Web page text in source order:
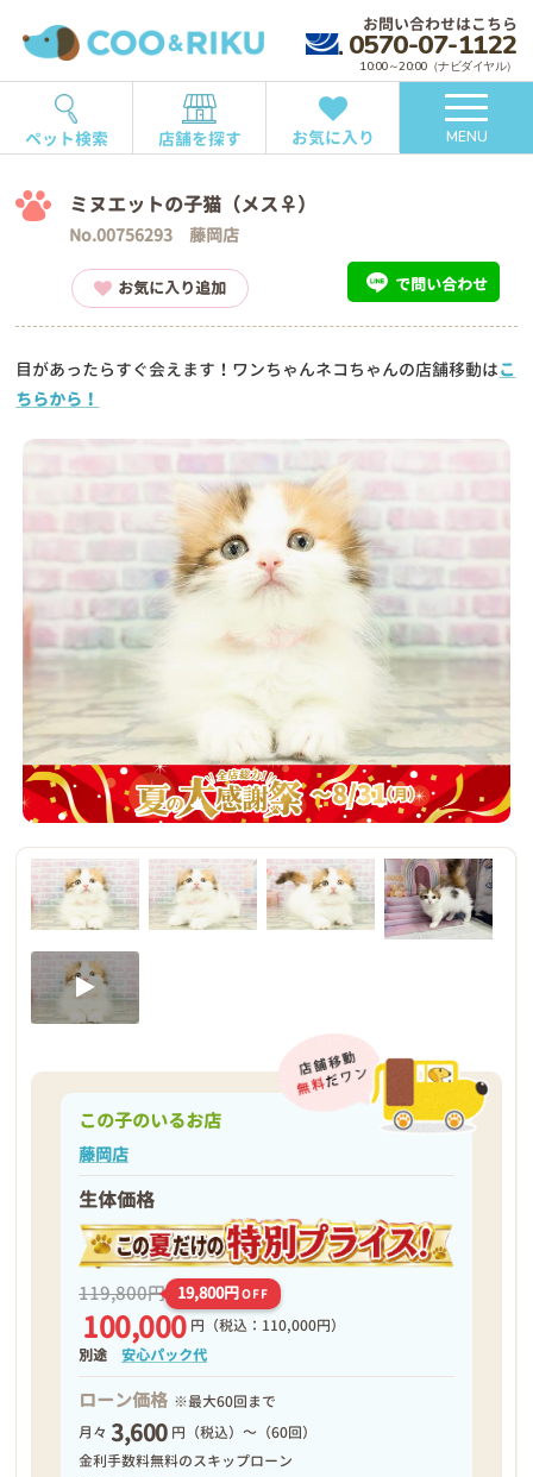
お問い合わせはこちら
0570-07-1122
10:00～20:00（ナビダイヤル）
ペット検索 店舗を探す お気に入り MENU
ミヌエットの子猫（メス♀）
No.00756293 藤岡店
お気に入り追加 で問い合わせ
目があったらすぐ会えます！ワンちゃんネコちゃんの店舗移動はこ
ちらから！
この子のいるお店
藤岡店
生体価格
119,800円 19,800円OFF
100,000 円 （税込：110,000円）
別途安心パック代
ローン価格 ※最大60回まで
月々 3,600 円（税込）～（60回）
金利手数料無料のスキップローン